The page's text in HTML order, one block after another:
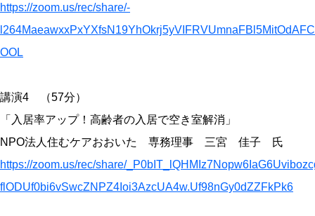
https://zoom.us/rec/share/-
OOL
講演4 （57分）
「入居率アップ！高齢者の入居で空き室解消」
NPO法人住むケアおおいた 専務理事 三宮 佳子 氏
https://zoom.us/rec/share/
flODUf0bi6vSwcZNPZ4Ioi3AzcUA4w.Uf98nGy0dZZFkPk6